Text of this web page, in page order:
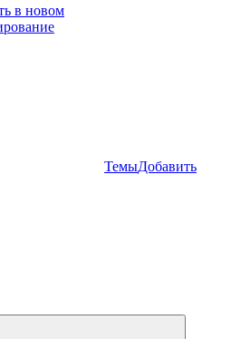
в новом
ТемыДобавить